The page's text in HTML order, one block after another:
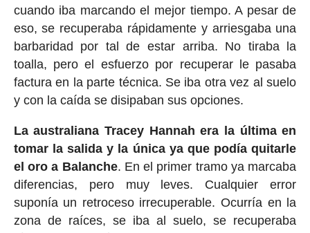
cuando iba marcando el mejor tiempo. A pesar de
eso, se recuperaba rápidamente y arriesgaba una
barbaridad por tal de estar arriba. No tiraba la
toalla, pero el esfuerzo por recuperar le pasaba
factura en la parte técnica. Se iba otra vez al suelo
y con la caída se disipaban sus opciones.
La australiana Tracey Hannah era la última en
tomar la salida y la única ya que podía quitarle
el oro a Balanche. En el primer tramo ya marcaba
diferencias, pero muy leves. Cualquier error
suponía un retroceso irrecuperable. Ocurría en la
zona de raíces, se iba al suelo, se recuperaba